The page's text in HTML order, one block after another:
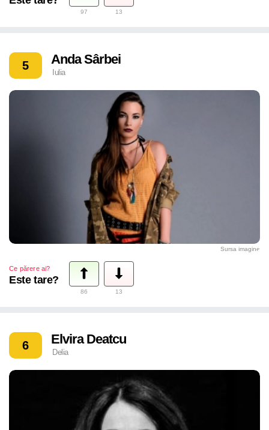
97 13
5 Anda Sârbei
Iulia
Sursa imagine
Ce părere ai?
Este tare?
86 13
6 Elvira Deatcu
Delia